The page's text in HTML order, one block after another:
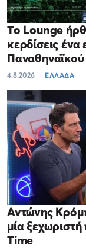
Το Lounge
κερδίσεις ένα
4.8.2026 ΕΛΛΑΔΑ
Αντώνης
μία
Time